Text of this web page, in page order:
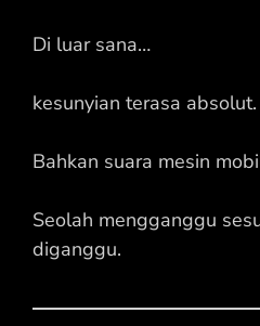
Di luar sana…
kesunyian terasa absolut.
Bahkan suara mesin
Seolah mengganggu
diganggu.